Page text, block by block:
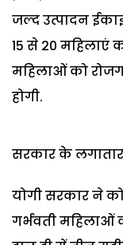
जल्द उत्पादन
15 से 20 महिलाएं
महिलाओं को
होगी.
सरकार के
योगी सरकार ने
गर्भवती महिलाओं